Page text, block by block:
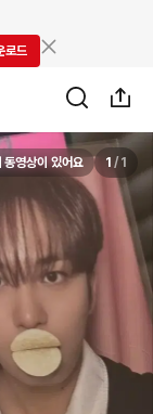
로드
동영상이 있어요 1 / 1